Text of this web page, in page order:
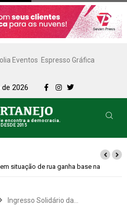
Eventos Espresso Gráfica
2026
encontra a democracia.
DESDE 2015
especial e missas no Dia dos Pais